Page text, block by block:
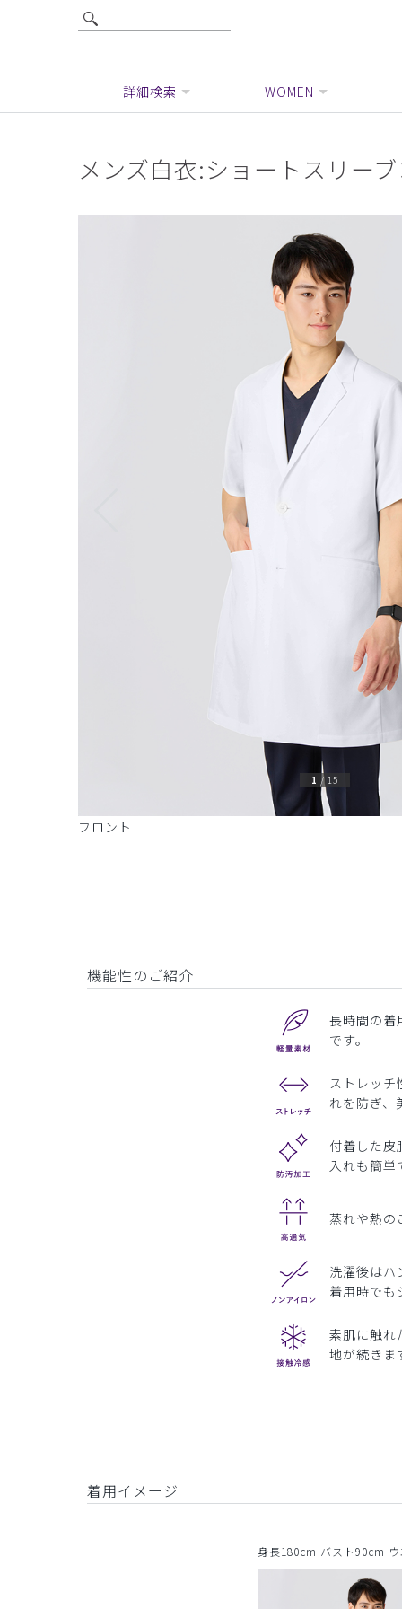
詳細検索 WOMEN
メンズ白衣:ショートスリー
フロント
1 / 15
機能性のご紹介
長時間の着
です。
ストレッチ
れを防ぎ、
付着した皮
入れも簡単
蒸れや熱の
洗濯後はハ
着用時でも
素肌に触れ
地が続きま
着用イメージ
身長180cm バスト90cm